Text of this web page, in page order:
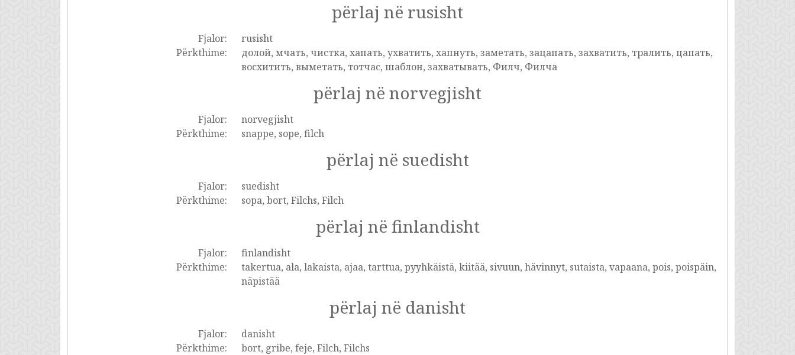
përlaj në rusisht
Fjalor:
rusisht
Përkthime:
долой, мчать, чистка, хапать, ухватить, хапнуть, заметать, зацапать, захватить, тралить, цапать,
восхитить, выметать, тотчас, шаблон, захватывать, Филч, Филча
përlaj në norvegjisht
Fjalor:
norvegjisht
Përkthime:
snappe, sope, filch
përlaj në suedisht
Fjalor:
suedisht
Përkthime:
sopa, bort, Filchs, Filch
përlaj në finlandisht
Fjalor:
finlandisht
Përkthime:
takertua, ala, lakaista, ajaa, tarttua, pyyhkäistä, kiitää, sivuun, hävinnyt, sutaista, vapaana, pois, poispäin,
näpistää
përlaj në danisht
Fjalor:
danisht
Përkthime:
bort, gribe, feje, Filch, Filchs